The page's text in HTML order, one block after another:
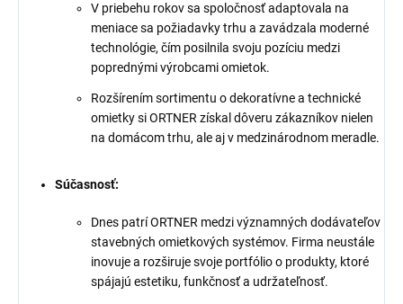
V priebehu rokov sa spoločnosť adaptovala na
meniace sa požiadavky trhu a zavádzala moderné
technológie, čím posilnila svoju pozíciu medzi
poprednými výrobcami omietok.
Rozšírením sortimentu o dekoratívne a technické
omietky si ORTNER získal dôveru zákazníkov nielen
na domácom trhu, ale aj v medzinárodnom meradle.
Súčasnosť:
Dnes patrí ORTNER medzi významných dodávateľov
stavebných omietkových systémov. Firma neustále
inovuje a rozširuje svoje portfólio o produkty, ktoré
spájajú estetiku, funkčnosť a udržateľnosť.